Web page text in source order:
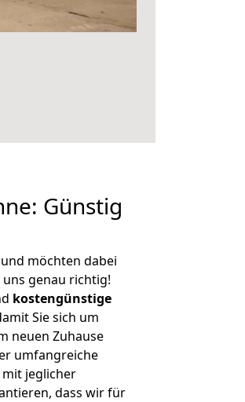
Günstig
möchten dabei
uns genau richtig!
kostengünstige
Sie sich um
neuen Zuhause
umfangreiche
jeglicher
dass wir für